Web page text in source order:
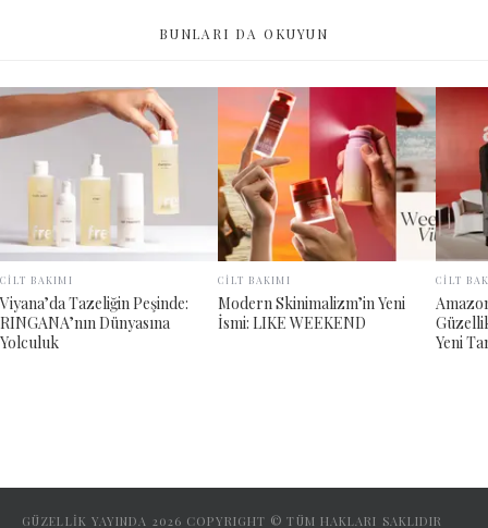
BUNLARI DA OKUYUN
CİLT BAKIMI
Viyana’da Tazeliğin Peşinde:
RINGANA’nın Dünyasına
Yolculuk
CİLT BAKIMI
Modern Skinimalizm’in Yeni
İsmi: LIKE WEEKEND
CİLT
Yeni
GÜZELLİK YAYINDA 2026 COPYRIGHT © TÜM HAKLARI SAKLIDIR